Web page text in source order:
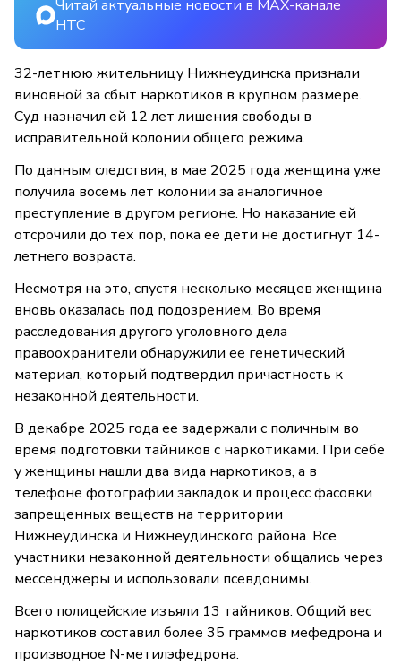
Читай актуальные новости в MAX-канале
НТС
32-летнюю жительницу Нижнеудинска признали
виновной за сбыт наркотиков в крупном размере.
Суд назначил ей 12 лет лишения свободы в
исправительной колонии общего режима.
По данным следствия, в мае 2025 года женщина уже
получила восемь лет колонии за аналогичное
преступление в другом регионе. Но наказание ей
отсрочили до тех пор, пока ее дети не достигнут 14-
летнего возраста.
Несмотря на это, спустя несколько месяцев женщина
вновь оказалась под подозрением. Во время
расследования другого уголовного дела
правоохранители обнаружили ее генетический
материал, который подтвердил причастность к
незаконной деятельности.
В декабре 2025 года ее задержали с поличным во
время подготовки тайников с наркотиками. При себе
у женщины нашли два вида наркотиков, а в
телефоне фотографии закладок и процесс фасовки
запрещенных веществ на территории
Нижнеудинска и Нижнеудинского района. Все
участники незаконной деятельности общались через
мессенджеры и использовали псевдонимы.
Всего полицейские изъяли 13 тайников. Общий вес
наркотиков составил более 35 граммов мефедрона и
производное N-метилэфедрона.